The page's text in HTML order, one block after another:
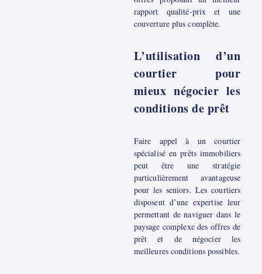
rapport qualité-prix et une
couverture plus complète.
L’utilisation d’un
courtier pour
mieux négocier les
conditions de prêt
Faire appel à un courtier
spécialisé en prêts immobiliers
peut être une stratégie
particulièrement avantageuse
pour les seniors. Les courtiers
disposent d’une expertise leur
permettant de naviguer dans le
paysage complexe des offres de
prêt et de négocier les
meilleures conditions possibles.